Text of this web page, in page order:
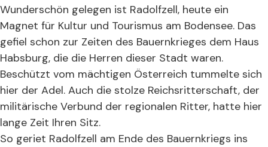
Wunderschön gelegen ist Radolfzell, heute ein
Magnet für Kultur und Tourismus am Bodensee. Das
gefiel schon zur Zeiten des Bauernkrieges dem Haus
Habsburg, die die Herren dieser Stadt waren.
Beschützt vom mächtigen Österreich tummelte sich
hier der Adel. Auch die stolze Reichsritterschaft, der
militärische Verbund der regionalen Ritter, hatte hier
lange Zeit Ihren Sitz.
So geriet Radolfzell am Ende des Bauernkriegs ins